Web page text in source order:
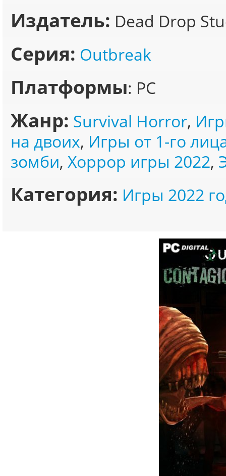
Издатель: Dead Drop
Серия: Outbreak
Платформы: PC
Жанр: Survival Horror,
на двоих, Игры от 1-го
зомби, Хоррор игры 2022,
Категория: Игры 2022